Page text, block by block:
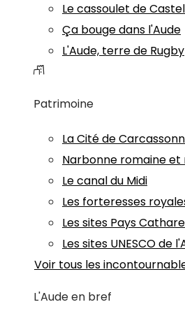
Le cassoulet de
Ça bouge dans l'Aude
L'Aude, terre de Rugby
Patrimoine
La Cité de
Narbonne romaine et
Le canal du Midi
Les forteresses
Les sites Pays Cathare
Les sites UNESCO de
Voir tous les
L'Aude en bref